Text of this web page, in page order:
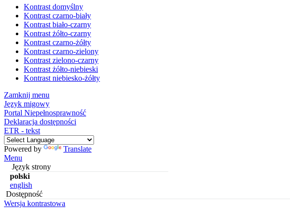
Kontrast domyślny
Kontrast czarno-biały
Kontrast biało-czarny
Kontrast żółto-czarny
Kontrast czarno-żółty
Kontrast czarno-zielony
Kontrast zielono-czarny
Kontrast żółto-niebieski
Kontrast niebiesko-żółty
Zamknij menu
Język migowy
Portal Niepełnosprawność
Deklaracja dostępności
ETR - tekst
Powered by
Translate
Menu
Język strony
polski
english
Dostępność
Wersja kontrastowa